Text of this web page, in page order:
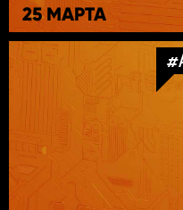
25 МАРТА